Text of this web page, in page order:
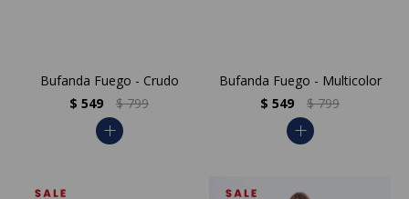
Bufanda Fuego - Crudo
$ 549 $ 799
add
Bufanda Fuego - Multicolor
$ 549 $ 799
add